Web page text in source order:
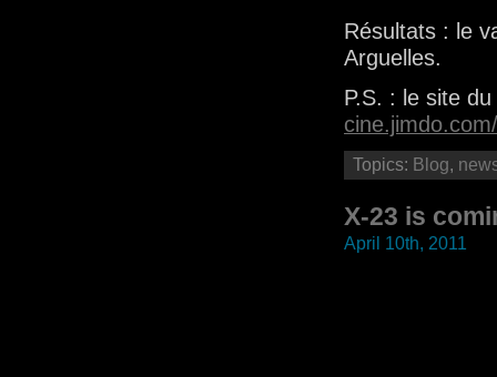
Résultats : le
Arguelles.
P.S. : le site
cine.jimdo.com/
Topics: Blog,
X-23 is
April 10th, 2011